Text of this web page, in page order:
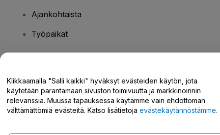
Ajankohtaista
Työpaikat
Tukikeskus / Ota meihin yhteyttä
Klikkaamalla "Salli kaikki" hyväksyt evästeiden käytön, jota
käytetään parantamaan sivuston toimivuutta ja markkinoinnin
relevanssia. Muussa tapauksessa käytämme vain ehdottoman
välttämättömiä evästeitä. Katso lisätietoja evästekäytännöstämme.